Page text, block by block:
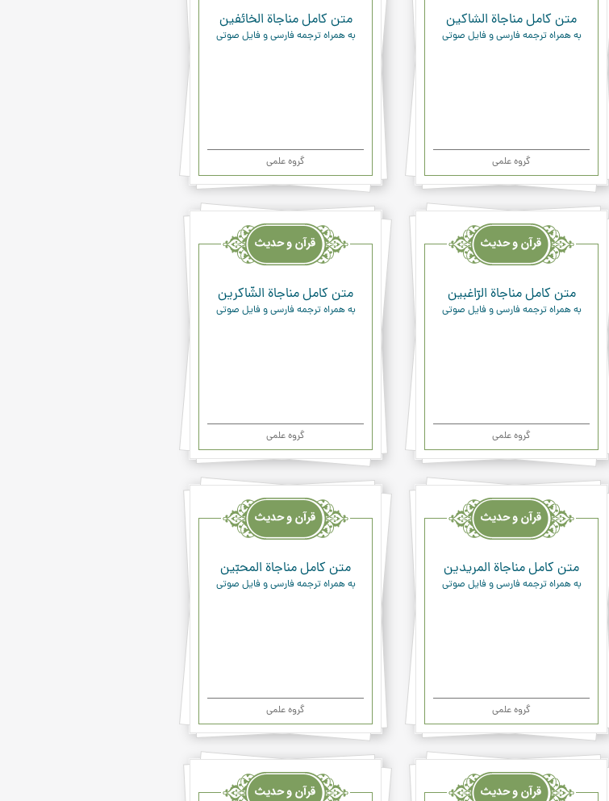
متن کامل مناجاة الشاكين
به همراه ترجمه فارسی و فایل صوتی
گروه علمی
متن کامل مناجاة الخائفين
به همراه ترجمه فارسی و فایل صوتی
گروه علمی
قرآن
وحدیث
متن کامل مناجاة الرّاغبين
به همراه ترجمه فارسی و فایل صوتی
گروه علمی
قرآن
وحدیث
متن کامل مناجاة الشّاكرين
به همراه ترجمه فارسی و فایل صوتی
گروه علمی
قرآن
وحدیث
متن کامل مناجاة المريدين
به همراه ترجمه فارسی و فایل صوتی
گروه علمی
قرآن
وحدیث
متن کامل مناجاة المحبّين
به همراه ترجمه فارسی و فایل صوتی
گروه علمی
قرآن
وحدیث
قرآن
وحدیث